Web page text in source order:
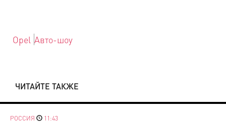
Opel Авто-шоу
ЧИТАЙТЕ ТАКЖЕ
РОССИЯ 11:43